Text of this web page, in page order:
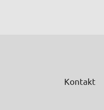
Kontakt